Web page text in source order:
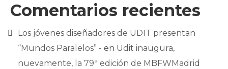
Comentarios recientes
Los jóvenes diseñadores de UDIT presentan
“Mundos Paralelos” - en Udit inaugura,
nuevamente, la 79ª edición de MBFWMadrid